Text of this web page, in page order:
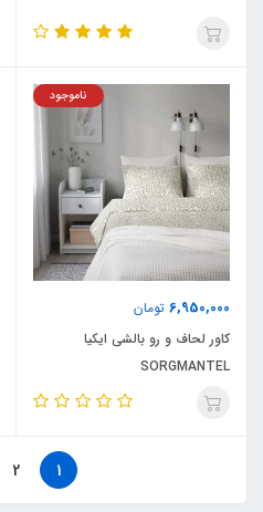
6,950,000 تومان
ناموجود
کاور لحاف و رو بالشی ایکیا
SORGMANTEL
1
2